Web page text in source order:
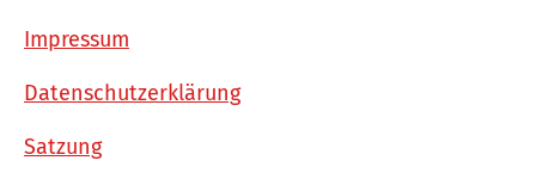
Impressum
Datenschutzerklärung
Satzung